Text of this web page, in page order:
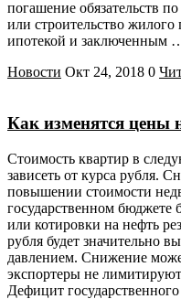
погашение обязательств
или строительство
ипотекой и заключенным
Новости Окт 24, 2018 0
Как изменятся цены
Стоимость квартир в
зависеть от курса рубля.
повышении стоимости
государственном бюджете
или котировки на нефть
рубля будет значительно
давлением. Снижение
экспортеры не
Дефицит